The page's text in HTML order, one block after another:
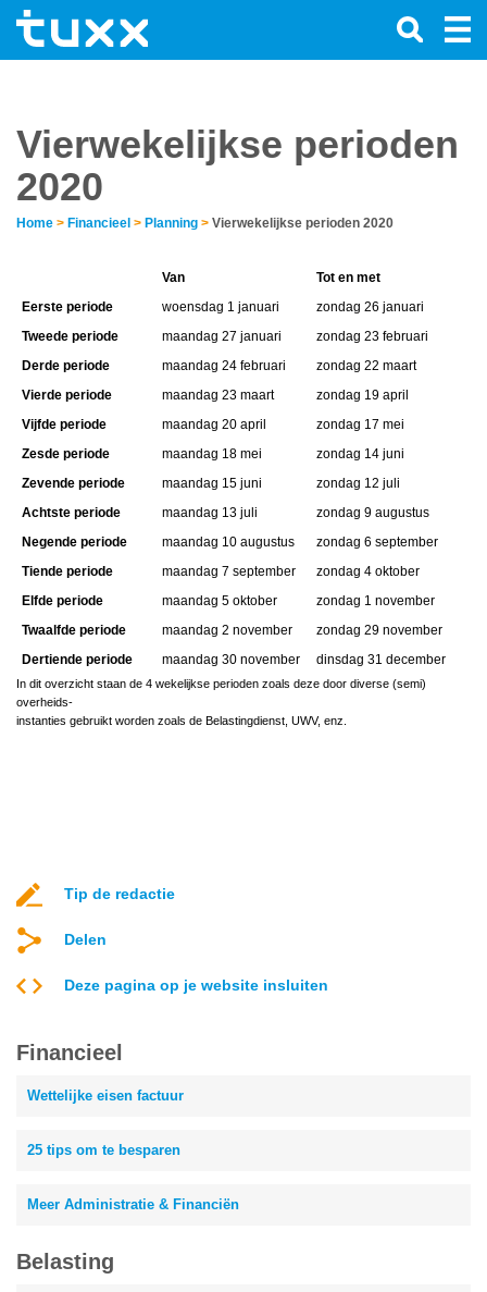
Vierwekelijkse perioden
2020
Home > Financieel > Planning > Vierwekelijkse perioden 2020
Van
Tot en met
Eerste periode
woensdag 1 januari
zondag 26 januari
Tweede periode
maandag 27 januari
zondag 23 februari
Derde periode
maandag 24 februari
zondag 22 maart
Vierde periode
maandag 23 maart
zondag 19 april
Vijfde periode
maandag 20 april
zondag 17 mei
Zesde periode
maandag 18 mei
zondag 14 juni
Zevende periode
maandag 15 juni
zondag 12 juli
Achtste periode
maandag 13 juli
zondag 9 augustus
Negende periode
maandag 10 augustus
zondag 6 september
Tiende periode
maandag 7 september
zondag 4 oktober
Elfde periode
maandag 5 oktober
zondag 1 november
Twaalfde periode
maandag 2 november
zondag 29 november
Dertiende periode
maandag 30 november dinsdag 31 december
In dit overzicht staan de 4 wekelijkse perioden zoals deze door diverse (semi)
overheids-
instanties gebruikt worden zoals de Belastingdienst, UWV, enz.
Tip de redactie
Delen
Deze pagina op je website insluiten
Financieel
Wettelijke eisen factuur
25 tips om te besparen
Meer Administratie & Financiën
Belasting